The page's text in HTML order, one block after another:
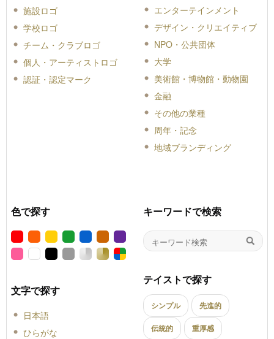
施設ロゴ
学校ロゴ
チーム・クラブロゴ
個人・アーティストロゴ
認証・認定マーク
エンターテインメント
デザイン・クリエイティブ
NPO・公共団体
大学
美術館・博物館・動物園
金融
その他の業種
周年・記念
地域ブランディング
色で探す
文字で探す
日本語
ひらがな
キーワードで検索
テイストで探す
シンプル 先進的
伝統的 重厚感